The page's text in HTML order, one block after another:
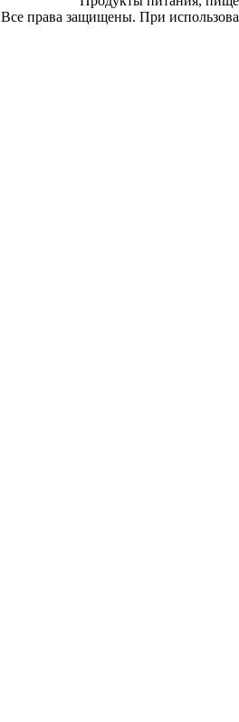
Все права защищены. При